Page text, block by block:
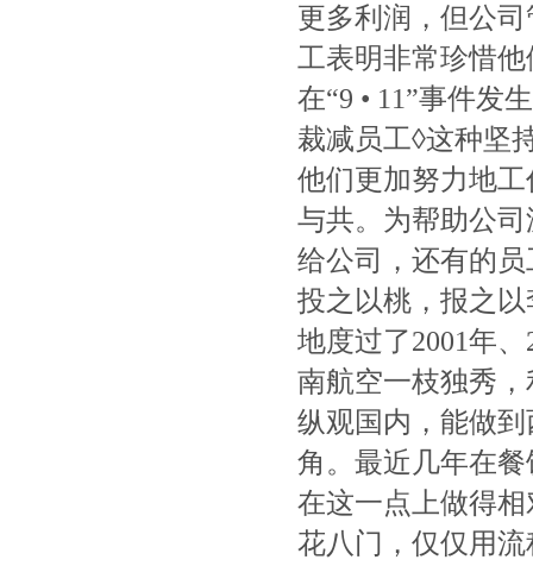
更多利润，但公
工表明非常珍惜
在“9 • 11”事件发
裁减员工◊这种坚
他们更加努力地
与共。为帮助公
给公司，还有的
投之以桃，报之
地度过了2001年
南航空一枝独秀
纵观国内，能做
角。最近几年在
在这一点上做得
花八门，仅仅用